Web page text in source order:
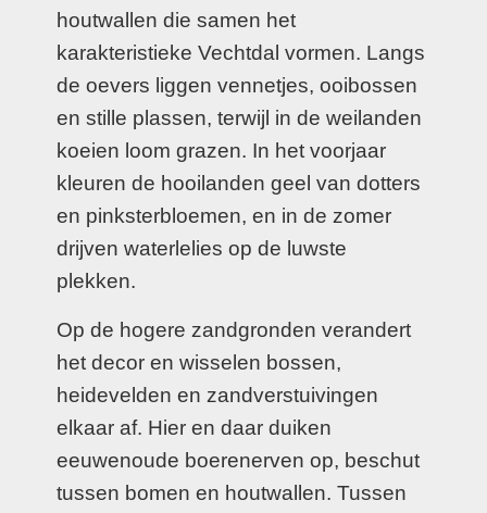
houtwallen die samen het
karakteristieke Vechtdal vormen. Langs
de oevers liggen vennetjes, ooibossen
en stille plassen, terwijl in de weilanden
koeien loom grazen. In het voorjaar
kleuren de hooilanden geel van dotters
en pinksterbloemen, en in de zomer
drijven waterlelies op de luwste
plekken.
Op de hogere zandgronden verandert
het decor en wisselen bossen,
heidevelden en zandverstuivingen
elkaar af. Hier en daar duiken
eeuwenoude boerenerven op, beschut
tussen bomen en houtwallen. Tussen